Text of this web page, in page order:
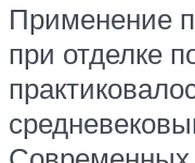
Применение
при отделке